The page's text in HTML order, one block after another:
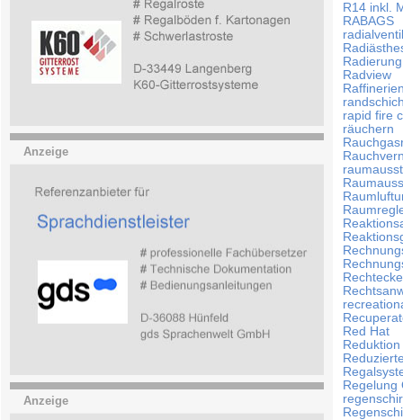
Anzeige
Anzeige
R14 inkl.
RABAGS
Radierung
Radview
rapid fire
räuchern
Red Hat
Regelung